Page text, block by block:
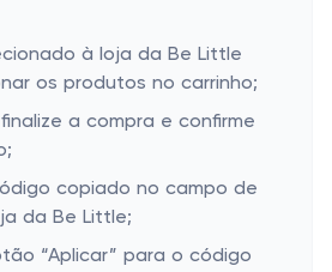
à loja da Be Little
os produtos no carrinho;
finalize a compra e confirme
copiado no campo de
da Be Little;
“Aplicar” para o código